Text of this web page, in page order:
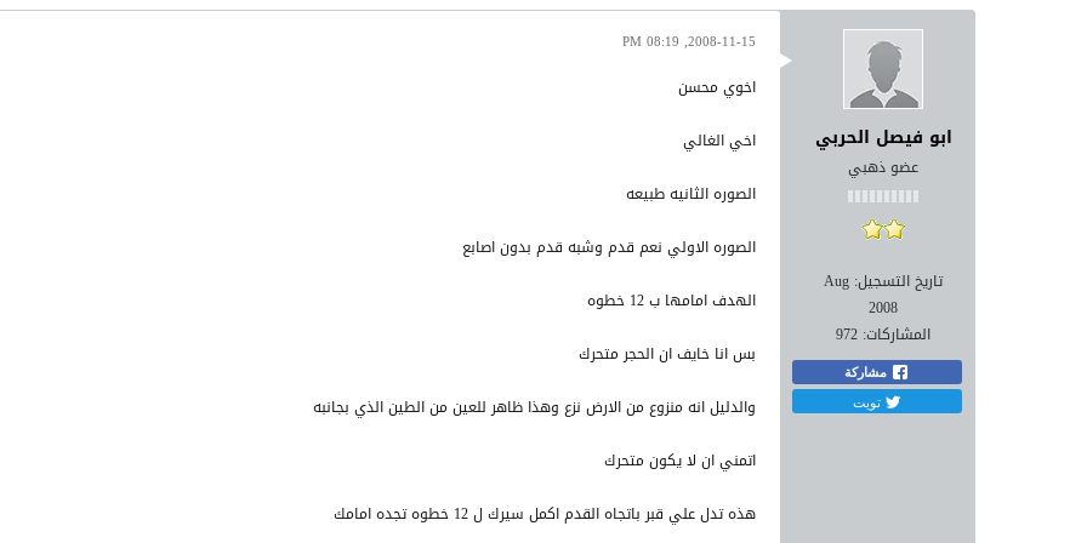
ابو فيصل الحربي
عضو ذهبي
تاريخ التسجيل: Aug
2008
المشاركات: 972
مشاركة
تويت
2008-11-15, 08:19 PM
اخوي محسن
اخي الغالي
الصوره الثانيه طبيعه
الصوره الاولي نعم قدم وشبه قدم بدون اصابع
الهدف امامها ب 12 خطوه
بس انا خايف ان الحجر متحرك
والدليل انه منزوع من الارض نزع وهذا ظاهر للعين من الطين الذي بجانبه
اتمني ان لا يكون متحرك
هذه تدل علي قبر باتجاه القدم اكمل سيرك ل 12 خطوه تجده امامك